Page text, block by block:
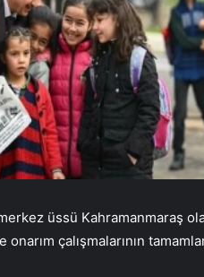
üssü Kahramanmaraş
onarım çalışmalarının